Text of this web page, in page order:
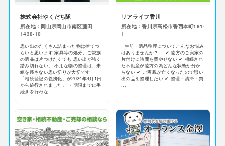
株式会社やくだち隊
所在地：岡山県岡山市南区藤田
1438-10
思い出のたくさん詰まった物は捨てづ
らいと思います 家具等の処分、ご親族
の遺品は片づけたくても 思い出が強く
踏み切れない。 不用な物の整理は、未
練を残さない思い切りが大切です
「相続登記の義務化」が2024年4月1日
から施行されました。 ・期限までに手
続きを行わな ...
リアライフ香川
所在地：香川県高松市香西本町181-
1
生前・遺品整理についてこんなお悩み
はありませんか？ ✔ 遠方のご実家の
片付けに時間を費やせない ✔ 相続され
た不動産が遠方の為どんな状態か分か
らない ✔ ご両親が亡くなったので思い
出の品を整理したい ✔ 整理・清掃・買
...